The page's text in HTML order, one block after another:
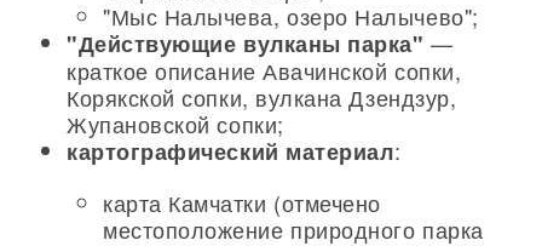
"Мыс Налычева, озеро Налычево";
"Действующие вулканы парка" —
краткое описание Авачинской сопки,
Корякской сопки, вулкана Дзендзур,
Жупановской сопки;
картографический материал:
карта Камчатки (отмечено
местоположение природного парка